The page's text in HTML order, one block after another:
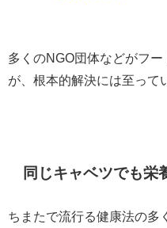
多くのNGO団体などがフ
が、根本的解決には至って
同じキャベツでも栄
ちまたで流行る健康法の多